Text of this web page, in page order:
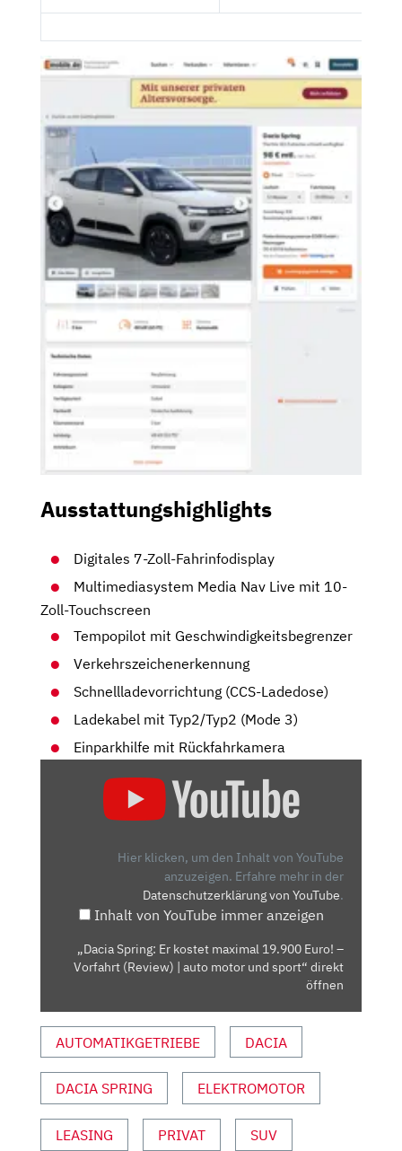
Ausstattungshighlights
Digitales 7-Zoll-Fahrinfodisplay
Multimediasystem Media Nav Live mit 10-
Zoll-Touchscreen
Tempopilot mit Geschwindigkeitsbegrenzer
Verkehrszeichenerkennung
Schnellladevorrichtung (CCS-Ladedose)
Ladekabel mit Typ2/Typ2 (Mode 3)
Einparkhilfe mit Rückfahrkamera
VORFAHRT
(REVIEW)
MOTOR
UND
SPORT“
VON
ANZEIGEN
Hier klicken, um den Inhalt von YouTube
anzuzeigen. Erfahre mehr in der
Datenschutzerklärung von YouTube.
Inhalt von YouTube immer anzeigen
„Dacia Spring: Er kostet maximal 19.900 Euro! –
Vorfahrt (Review) | auto motor und sport“ direkt
öffnen
AUTOMATIKGETRIEBE DACIA
DACIA SPRING ELEKTROMOTOR
LEASING PRIVAT SUV